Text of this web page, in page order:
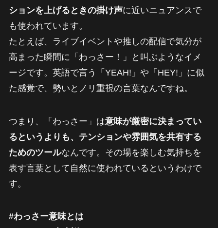
ションを上げるときの掛け声に近いニュアンスで
も使われています。
たとえば、ライブイベントや推しの配信で気分が
高まった瞬間に「わっさー！」と叫ぶようなイメ
ージです。英語で言う「YEAH!」や「HEY!」に似
た感覚で、勢いとノリ重視の言葉なんですね。
つまり、「わっさー」は意味が厳密に決まってい
るというよりも、テンションや雰囲気を共有する
ためのツールなんです。その場を楽しむ気持ちを
表す言葉として自然に使われているというわけで
す。
#わっさー意味とは